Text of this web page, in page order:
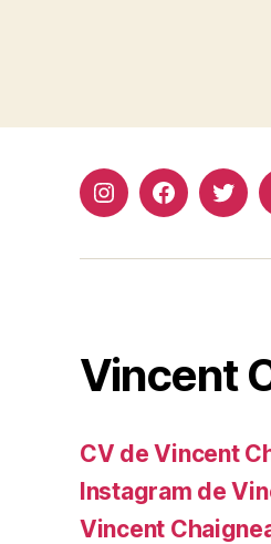
InstagramFacebook
Vincent
CV de Vincent
Instagram de
Vincent